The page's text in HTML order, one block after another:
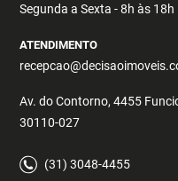
Segunda a Sexta - 8h às 18h
ATENDIMENTO
Av. do Contorno, 4455
30110-027
(31) 3048-4455